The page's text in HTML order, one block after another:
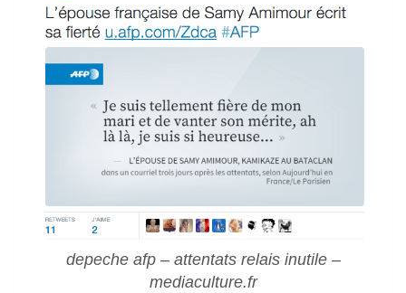
depeche afp – attentats relais inutile –
mediaculture.fr